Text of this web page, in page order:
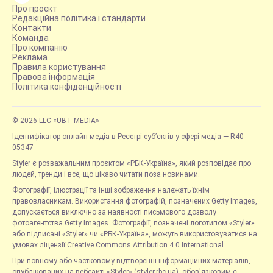
Про проєкт
Редакційна політика і стандарти
Контакти
Команда
Про компанію
Реклама
Правила користування
Правова інформація
Політика конфіденційності
© 2026 LLC «UBT MEDIA»
Ідентифікатор онлайн-медіа в Реєстрі суб’єктів у сфері медіа — R40-
05347
Styler є розважальним проєктом «РБК-Україна», який розповідає про
людей, тренди і все, що цікаво читати поза новинами.
Фотографії, ілюстрації та інші зображення належать їхнім
правовласникам. Використання фотографій, позначених Getty Images,
допускається виключно за наявності письмового дозволу
фотоагентства Getty Images. Фотографії, позначені логотипом «Styler»
або підписані «Styler» чи «РБК-Україна», можуть використовуватися на
умовах ліцензії Creative Commons Attribution 4.0 International.
При повному або частковому відтворенні інформаційних матеріалів,